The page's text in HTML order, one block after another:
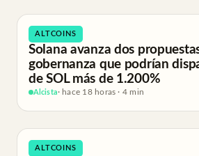
ALTCOINS
Solana avanza dos
gobernanza que podrían
de SOL más de 1.200%
Alcista· hace 18 horas · 4 min
ALTCOINS